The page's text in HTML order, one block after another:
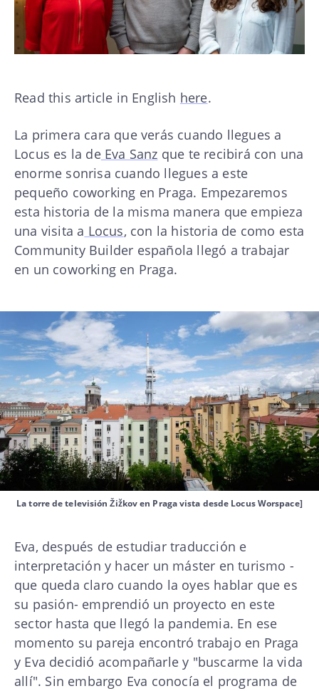
Read this article in English here.
La primera cara que verás cuando llegues a
Locus es la deEva Sanz que te recibirá con una
enorme sonrisa cuando llegues a este
pequeño coworking en Praga. Empezaremos
esta historia de la misma manera que empieza
una visita a Locus, con la historia de como esta
Community Builder española llegó a trabajar
en un coworking en Praga.
La torre de televisión Žižkov en Praga vista desde Locus Worspace]
Eva, después de estudiar traducción e
interpretación y hacer un máster en turismo -
que queda claro cuando la oyes hablar que es
su pasión- emprendió un proyecto en este
sector hasta que llegó la pandemia. En ese
momento su pareja encontró trabajo en Praga
y Eva decidió acompañarle y "buscarme la vida
allí". Sin embargo Eva conocía el programa de